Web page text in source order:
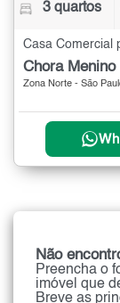
3 quartos
Chora Menino
Zona Norte - São
Não
Preencha o
imóvel que
Breve as